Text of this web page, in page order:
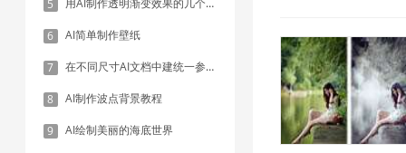
5 用AI制作透明渐变效果的几个方法
6 AI简单制作壁纸
7 在不同尺寸AI文档中建统一参考线 - 方法1：对齐和分布
8 AI制作波点背景教程
9 AI绘制美丽的海底世界